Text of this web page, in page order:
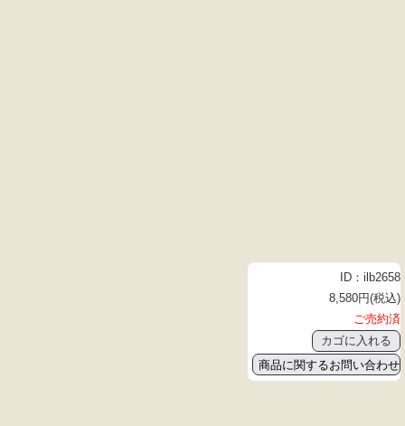
ID：ilb2658
8,580円(税込)
ご売約済
商品に関するお問い合わせ